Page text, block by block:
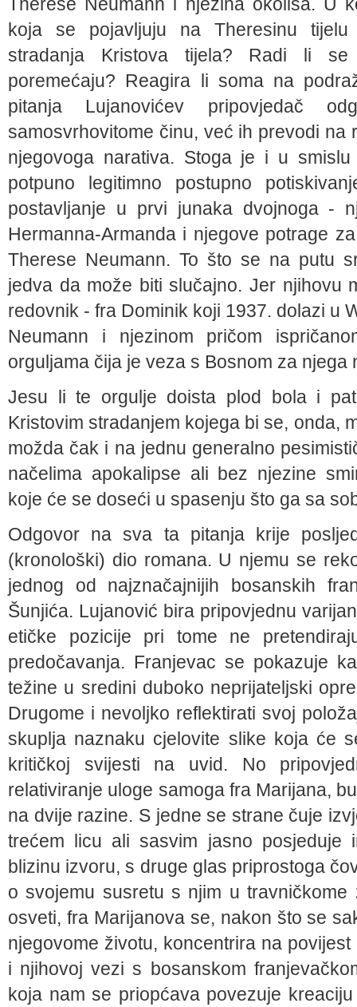
koja se pojavljuju na Theresinu
stradanja Kristova tijela? Radi li
poremećaju? Reagira li soma na
pitanja Lujanovićev pripovjedač
samosvrhovitome činu, već ih prevodi na
njegovoga narativa. Stoga je i u smislu
potpuno legitimno postupno
postavljanje u prvi junaka dvojnoga -
Hermanna-Armanda i njegove potrage
Therese Neumann. To što se na putu
jedva da može biti slučajno. Jer njihovu
redovnik - fra Dominik koji 1937. dolazi u
Neumann i njezinom pričom
orguljama čija je veza s Bosnom za njega
Jesu li te orgulje doista plod bola i
Kristovim stradanjem kojega bi se, onda,
možda čak i na jednu generalno
načelima apokalipse ali bez njezine
koje će se doseći u spasenju što ga sa
Odgovor na sva ta pitanja krije
(kronološki) dio romana. U njemu se
jednog od najznačajnijih bosanskih
Šunjića. Lujanović bira pripovjednu
etičke pozicije pri tome ne
predočavanja. Franjevac se pokazuje
težine u sredini duboko neprijateljski
Drugome i nevoljko reflektirati svoj
skuplja naznaku cjelovite slike koja će
kritičkoj svijesti na uvid. No
relativiranje uloge samoga fra Marijana,
na dvije razine. S jedne se strane čuje
trećem licu ali sasvim jasno posjeduje
blizinu izvoru, s druge glas priprostoga
o svojemu susretu s njim u
osveti, fra Marijanova se, nakon što se
njegovome životu, koncentrira na
i njihovoj vezi s bosanskom
koja nam se priopćava povezuje